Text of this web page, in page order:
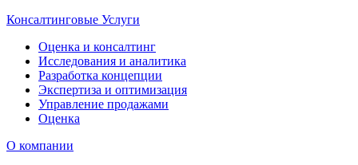
Консалтинговые Услуги
Оценка и консалтинг
Исследования и аналитика
Разработка концепции
Экспертиза и оптимизация
Управление продажами
Оценка
О компании